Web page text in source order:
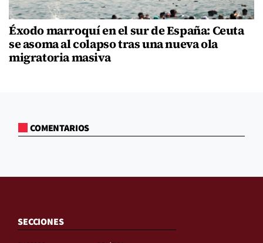
Éxodo marroquí en el sur de España: Ceuta
se asoma al colapso tras una nueva ola
migratoria masiva
COMENTARIOS
SECCIONES